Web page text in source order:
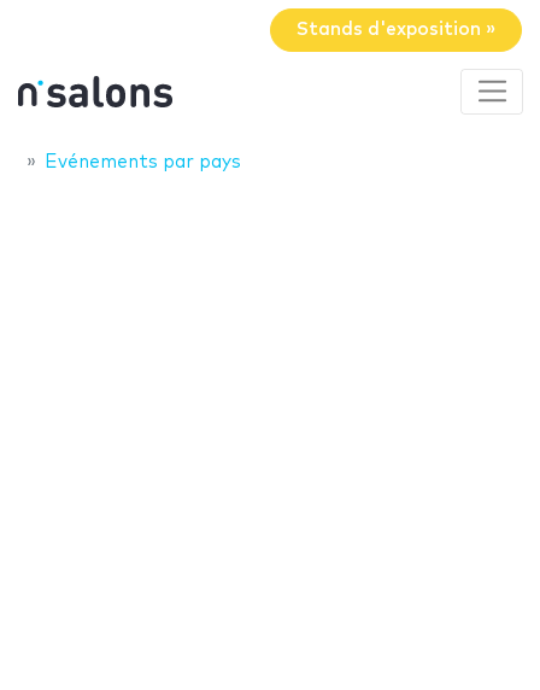
Stands d'exposition »
Evénements par pays